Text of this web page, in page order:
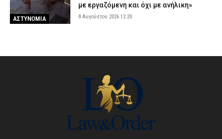
ΑΣΤΥΝΟΜΙΑ
με εργαζόμενη και όχι με ανήλικη»
8 Αυγούστου 2026 12:20